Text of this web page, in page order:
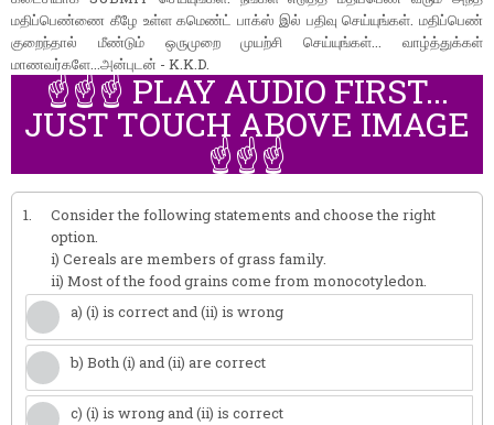
மதிப்பெண்ணை கீழே உள்ள கமெண்ட் பாக்ஸ் இல் பதிவு செய்யுங்கள். மதிப்பெண்
குறைந்தால் மீண்டும் ஒருமுறை முயற்சி செய்யுங்கள்... வாழ்த்துக்கள்
மாணவர்களே...அன்புடன் - K.K.D.
☝️☝️☝️ PLAY AUDIO FIRST...
JUST TOUCH ABOVE IMAGE
☝️☝️☝️
1.
Consider the following statements and choose the right
option.
i) Cereals are members of grass family.
ii) Most of the food grains come from monocotyledon.
a) (i) is correct and (ii) is wrong
b) Both (i) and (ii) are correct
c) (i) is wrong and (ii) is correct